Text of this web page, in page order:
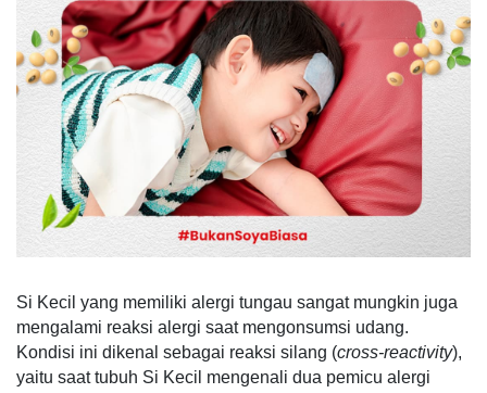
Si Kecil yang memiliki alergi tungau sangat mungkin juga
mengalami reaksi alergi saat mengonsumsi udang.
Kondisi ini dikenal sebagai reaksi silang (cross-reactivity),
yaitu saat tubuh Si Kecil mengenali dua pemicu alergi